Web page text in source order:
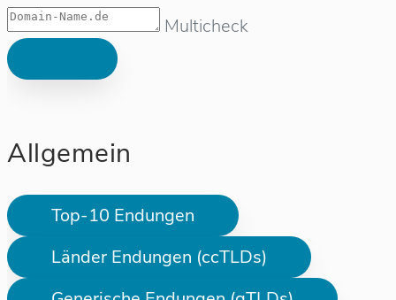
Multicheck
Allgemein
Top-10 Endungen
Länder Endungen (ccTLDs)